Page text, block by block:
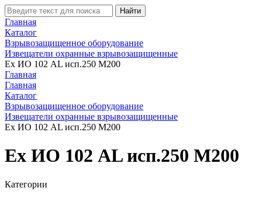
Найти
Главная
Каталог
Взрывозащищенное оборудование
Извещатели охранные взрывозащищенные
Ex ИО 102 AL исп.250 М200
Главная
Главная
Каталог
Взрывозащищенное оборудование
Извещатели охранные взрывозащищенные
Ex ИО 102 AL исп.250 М200
Ex ИО 102 AL исп.250 М200
Категории